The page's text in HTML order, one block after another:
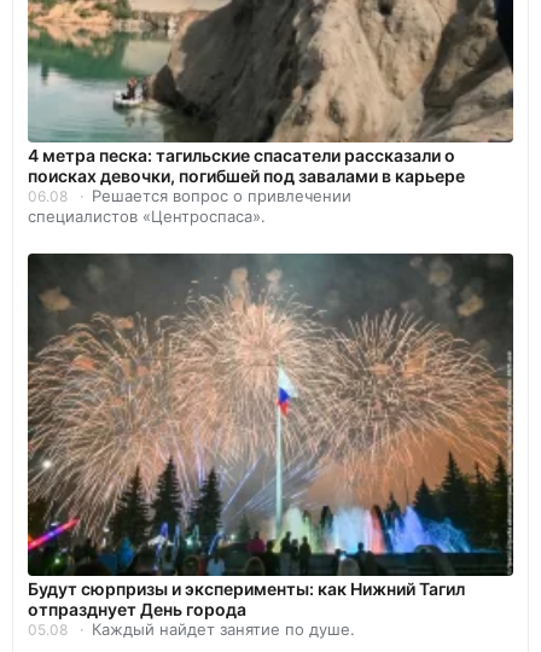
4 метра песка: тагильские спасатели рассказали о
поисках девочки, погибшей под завалами в карьере
06.08
Решается вопрос о привлечении
специалистов «Центроспаса».
Будут сюрпризы и эксперименты: как Нижний Тагил
отпразднует День города
05.08 Каждый найдет занятие по душе.